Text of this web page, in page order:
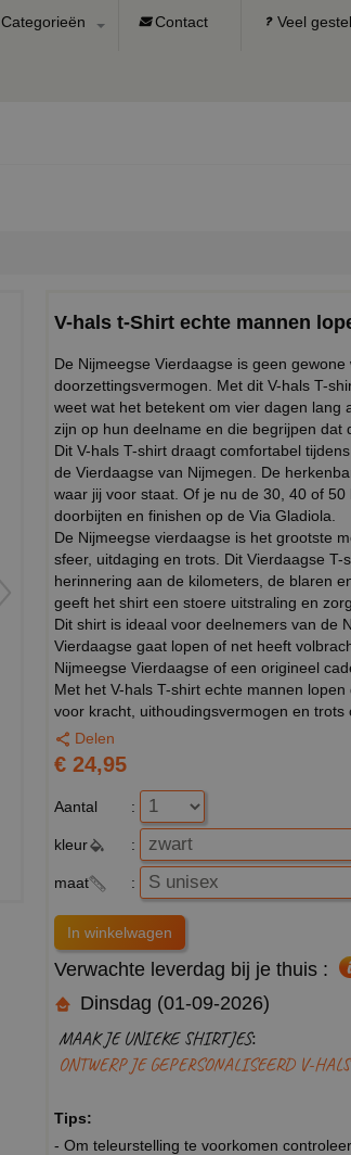
Categorieën Contact Veel
V-hals t-Shirt echte mannen
De Nijmeegse Vierdaagse is geen
doorzettingsvermogen. Met dit V-hals T-
weet wat het betekent om vier dagen lang
zijn op hun deelname en die begrijpen dat
Dit V-hals T-shirt draagt comfortabel
de Vierdaagse van Nijmegen. De
waar jij voor staat. Of je nu de 30, 40 of
doorbijten en finishen op de Via Gladiola.
De Nijmeegse vierdaagse is het grootste
sfeer, uitdaging en trots. Dit Vierdaagse
herinnering aan de kilometers, de blaren
geeft het shirt een stoere uitstraling en
Dit shirt is ideaal voor deelnemers van de
Vierdaagse gaat lopen of net heeft
Nijmeegse Vierdaagse of een origineel
Met het V-hals T-shirt echte mannen
voor kracht, uithoudingsvermogen en trots
Delen
€ 24,95
Aantal :
kleur :
maat :
Verwachte leverdag bij je thuis :
Dinsdag (01-09-2026)
MAAK JE UNIEKE SHIRTJES:
ONTWERP JE GEPERSONALISEERD V-
Tips:
- Om teleurstelling te voorkomen